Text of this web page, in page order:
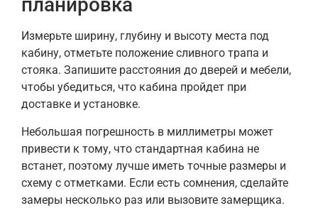
планировка
Измерьте ширину, глубину и высоту места под
кабину, отметьте положение сливного трапа и
стояка. Запишите расстояния до дверей и мебели,
чтобы убедиться, что кабина пройдет при
доставке и установке.
Небольшая погрешность в миллиметры может
привести к тому, что стандартная кабина не
встанет, поэтому лучше иметь точные размеры и
схему с отметками. Если есть сомнения, сделайте
замеры несколько раз или вызовите замерщика.